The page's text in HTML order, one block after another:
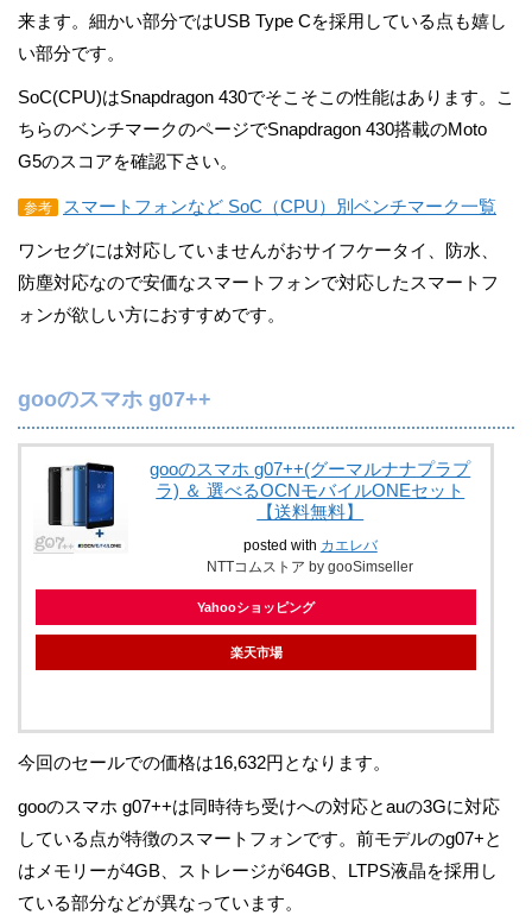
来ます。細かい部分ではUSB Type Cを採用している点も嬉し
い部分です。
SoC(CPU)はSnapdragon 430でそこそこの性能はあります。こ
ちらのベンチマークのページでSnapdragon 430搭載のMoto
G5のスコアを確認下さい。
参考 スマートフォンなど SoC（CPU）別ベンチマーク一覧
ワンセグには対応していませんがおサイフケータイ、防水、
防塵対応なので安価なスマートフォンで対応したスマートフ
ォンが欲しい方におすすめです。
gooのスマホ g07++
gooのスマホ g07++(グーマルナナプラプ
ラ) ＆ 選べるOCNモバイルONEセット
【送料無料】
posted with カエレバ
NTTコムストア by gooSimseller
Yahooショッピング
楽天市場
今回のセールでの価格は16,632円となります。
gooのスマホ g07++は同時待ち受けへの対応とauの3Gに対応
している点が特徴のスマートフォンです。前モデルのg07+と
はメモリーが4GB、ストレージが64GB、LTPS液晶を採用し
ている部分などが異なっています。